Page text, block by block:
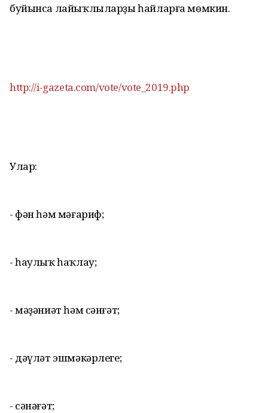
буйынса лайыҡлыларҙы һайларға мөмкин.
http://i-gazeta.com/vote/vote_2019.php
Улар:
- фән һәм мәғариф;
- һаулыҡ һаҡлау;
- мәҙәниәт һәм сәнғәт;
- дәүләт эшмәкәрлеге;
- сәнәғәт;